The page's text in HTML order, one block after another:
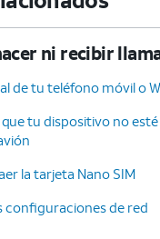
ni recibir
de tu teléfono móvil o
tu dispositivo no
la tarjeta Nano SIM
configuraciones de red